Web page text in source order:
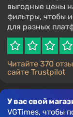
выгодные цены
фильтры, чтобы
для разных
Читайте 370
сайте Trustpilot
У вас свой
VGTimes, чтобы